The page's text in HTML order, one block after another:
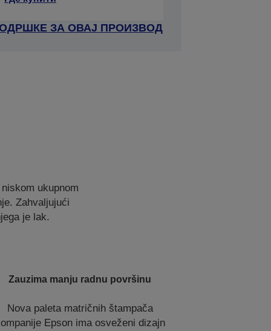
ЗА ОВАЈ ПРОИЗВОД
ukupnom
Zahvaljujući
je lak.
Zauzima manju radnu površinu
Nova paleta matričnih štampača
Epson ima osveženi dizajn